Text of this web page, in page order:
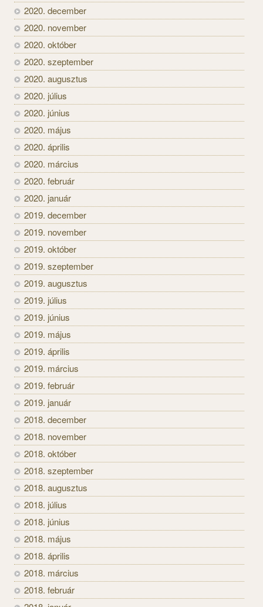
2020. december
2020. november
2020. október
2020. szeptember
2020. augusztus
2020. július
2020. június
2020. május
2020. április
2020. március
2020. február
2020. január
2019. december
2019. november
2019. október
2019. szeptember
2019. augusztus
2019. július
2019. június
2019. május
2019. április
2019. március
2019. február
2019. január
2018. december
2018. november
2018. október
2018. szeptember
2018. augusztus
2018. július
2018. június
2018. május
2018. április
2018. március
2018. február